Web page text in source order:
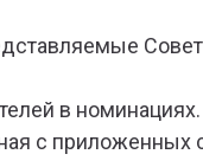
в
с приложенных